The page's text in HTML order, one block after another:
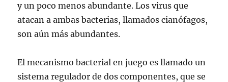
y un poco menos abundante. Los virus que
atacan a ambas bacterias, llamados cianófagos,
son aún más abundantes.
El mecanismo bacterial en juego es llamado un
sistema regulador de dos componentes, que se